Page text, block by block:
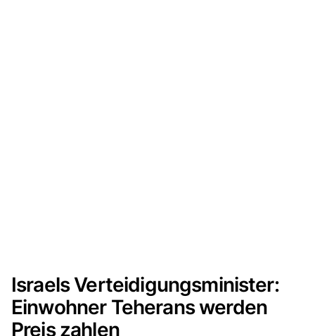
Israels Verteidigungsminister:
Einwohner Teherans werden
Preis zahlen